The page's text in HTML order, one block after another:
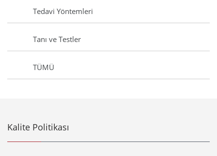
Tedavi Yöntemleri
Tanı ve Testler
TÜMÜ
Kalite Politikası